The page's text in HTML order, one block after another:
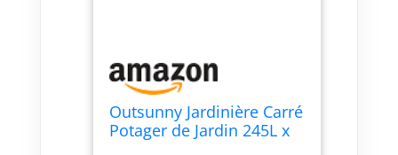
Outsunny Jardinière Carré
Potager de Jardin 245L x